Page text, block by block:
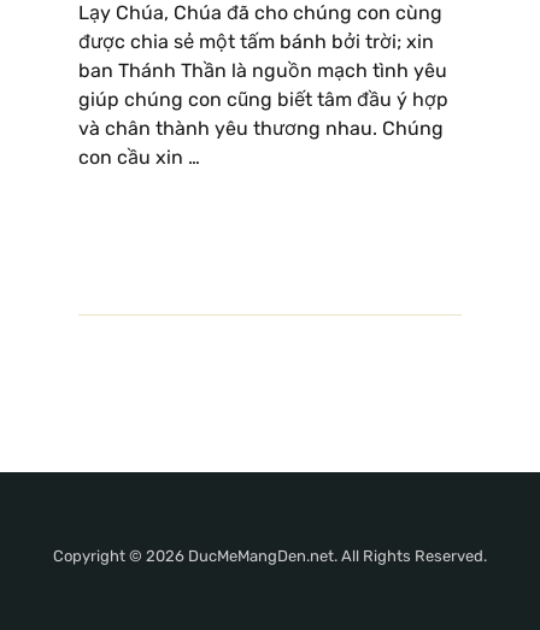
Lạy Chúa, Chúa đã cho chúng con cùng
được chia sẻ một tấm bánh bởi trời; xin
ban Thánh Thần là nguồn mạch tình yêu
giúp chúng con cũng biết tâm đầu ý hợp
và chân thành yêu thương nhau. Chúng
con cầu xin …
Copyright © 2026 DucMeMangDen.net. All Rights Reserved.